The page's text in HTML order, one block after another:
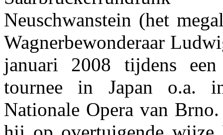
Neuschwanstein (het
Wagnerbewonderaar
januari 2008 tijdens een
tournee in Japan o.a.
Nationale Opera van